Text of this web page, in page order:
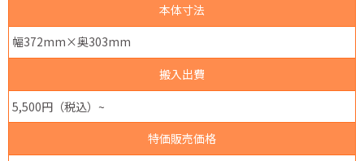
本体寸法
幅372mm×奥303mm
搬入出費
5,500円（税込）~
特価販売価格